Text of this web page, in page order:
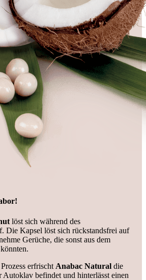
löst sich während des
Die Kapsel löst sich rückstandsfrei auf
Gerüche, die sonst aus dem
erfrischt Anabac Natural die
befindet und hinterlässt einen